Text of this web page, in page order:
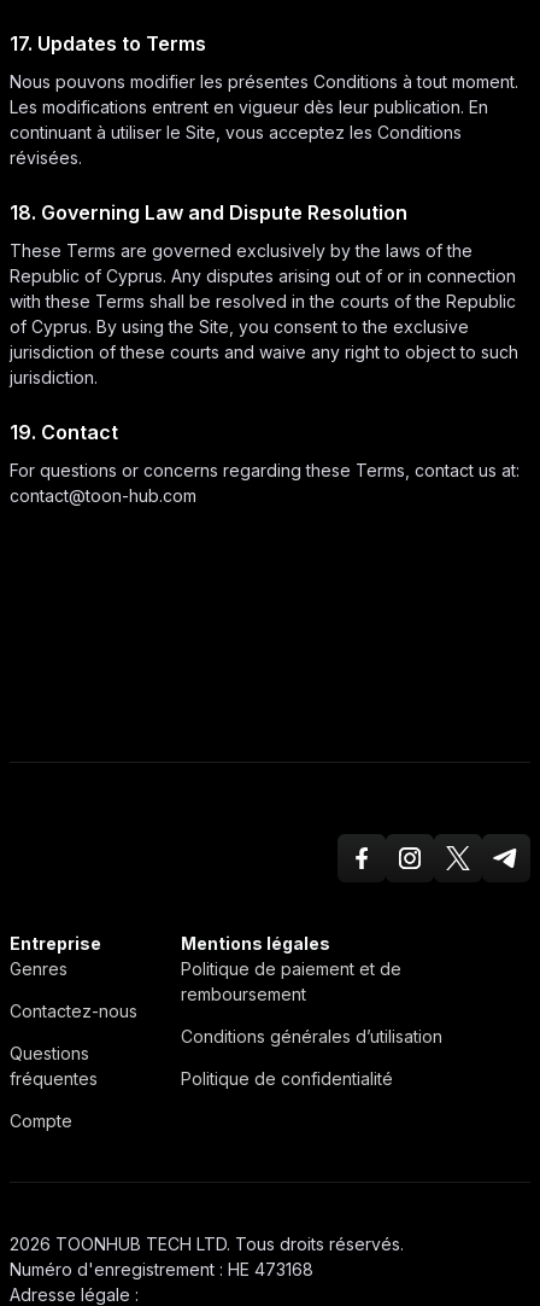
17. Updates to Terms
Nous pouvons modifier les présentes Conditions à tout moment.
Les modifications entrent en vigueur dès leur publication. En
continuant à utiliser le Site, vous acceptez les Conditions
révisées.
18. Governing Law and Dispute Resolution
These Terms are governed exclusively by the laws of the
Republic of Cyprus. Any disputes arising out of or in connection
with these Terms shall be resolved in the courts of the Republic
of Cyprus. By using the Site, you consent to the exclusive
jurisdiction of these courts and waive any right to object to such
jurisdiction.
19. Contact
For questions or concerns regarding these Terms, contact us at:
contact@toon-hub.com
FacebookInstagramTwitter X
Entreprise
Genres
Contactez-nous
Questions
fréquentes
Compte
Mentions légales
Politique de paiement et de
remboursement
Conditions générales d’utilisation
Politique de confidentialité
2026 TOONHUB TECH LTD. Tous droits réservés.
Numéro d'enregistrement : HE 473168
Adresse légale :